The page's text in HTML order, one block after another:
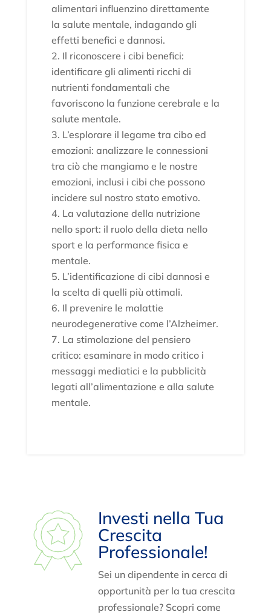
alimentari influenzino direttamente
la salute mentale, indagando gli
effetti benefici e dannosi.
Il riconoscere i cibi benefici:
identificare gli alimenti ricchi di
nutrienti fondamentali che
favoriscono la funzione cerebrale e la
salute mentale.
L’esplorare il legame tra cibo ed
emozioni: analizzare le connessioni
tra ciò che mangiamo e le nostre
emozioni, inclusi i cibi che possono
incidere sul nostro stato emotivo.
La valutazione della nutrizione
nello sport: il ruolo della dieta nello
sport e la performance fisica e
mentale.
L’identificazione di cibi dannosi e
la scelta di quelli più ottimali.
Il prevenire le malattie
neurodegenerative come l’Alzheimer.
La stimolazione del pensiero
critico: esaminare in modo critico i
messaggi mediatici e la pubblicità
legati all’alimentazione e alla salute
mentale.
Investi nella Tua
Crescita
Professionale!
Sei un dipendente in cerca di
opportunità per la tua crescita
professionale? Scopri come